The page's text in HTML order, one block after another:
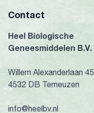
Contact
Heel Biologische
Geneesmiddelen B.V.
Willem Alexanderlaan 45
4532 DB Terneuzen
info@heelbv.nl